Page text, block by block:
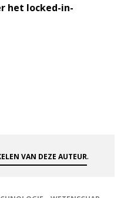
het locked-in-
VAN DEZE AUTEUR.